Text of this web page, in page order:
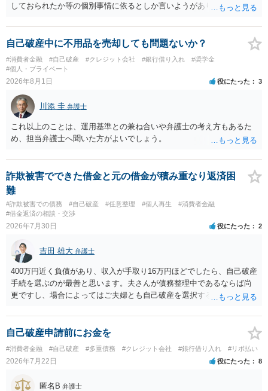
しておられたか等の個別事情に依るとしか言いようがありません。 と
なって相談し、善後策を考えることをお勧めします。
自己破産中に不用品を売却しても問題ないか？
#消費者金融 #自己破産 #クレジット会社 #銀行借り入れ
#奨学金
#個人・プライベート
2026年8月1日 役にたった 3
川添 圭 弁護士
これ以上のことは、運用基準との兼ね合いや弁護士の考え方もあるた
め、担当弁護士へ聞いた方がよいでしょう。
詐欺被害でできた借金と元の借金が積み重なり返済困
難
#詐欺被害での債務 #自己破産 #任意整理 #個人再生
#消費者金融
#借金返済の相談・交渉
2026年7月30日 役にたった 2
吉田 雄大 弁護士
400万円近く負債があり、収入が手取り16万円ほどでしたら、自己破産
手続を選ぶのが最善と思います。夫さんが債務整理中であるならば尚
更ですし、場合によってはご夫婦とも自己破産を選択する方法もある
自己破産申請前にお金を
#消費者金融 #自己破産 #多重債務 #クレジット会社 #銀行借り入れ #リボ払い
2026年7月22日 役にたった 8
匿名B 弁護士